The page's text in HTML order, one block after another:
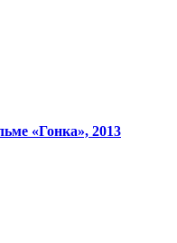
«Гонка», 2013